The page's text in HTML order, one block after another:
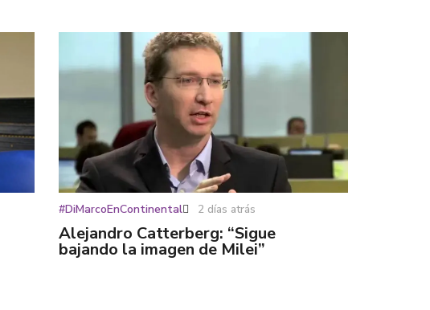
#DiMarcoEnContinental 2 días atrás
Alejandro Catterberg: “Sigue
bajando la imagen de Milei”